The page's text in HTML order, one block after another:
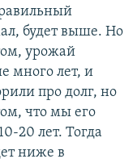
будет выше. Но
урожай
много лет, и
про долг, но
что мы его
20 лет. Тогда
ниже в